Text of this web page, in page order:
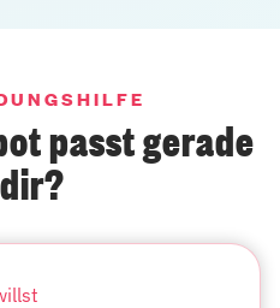
passt gerade